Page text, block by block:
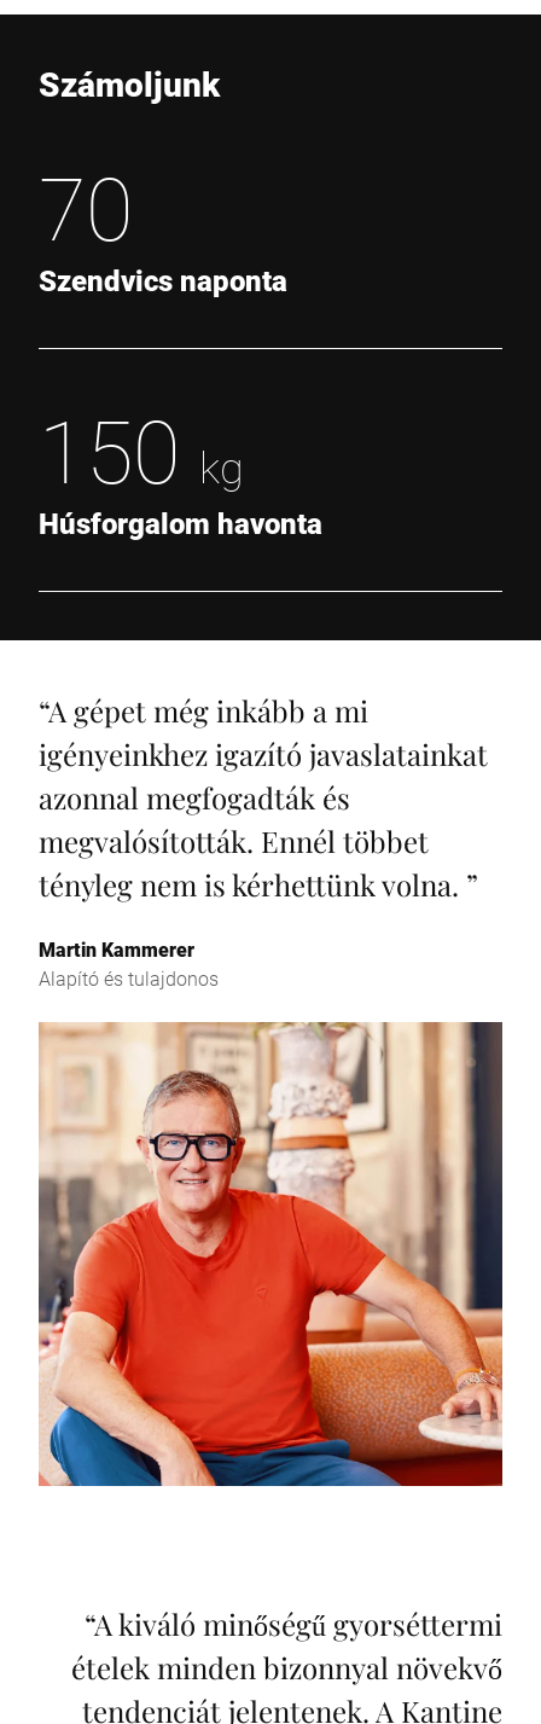
Számoljunk
70
Szendvics naponta
150 kg
Húsforgalom havonta
“A gépet még inkább a mi
igényeinkhez igazító javaslatainkat
azonnal megfogadták és
megvalósították. Ennél többet
tényleg nem is kérhettünk volna. ”
Martin Kammerer
Alapító és tulajdonos
“A kiváló minőségű gyorséttermi
ételek minden bizonnyal növekvő
tendenciát jelentenek. A Kantine